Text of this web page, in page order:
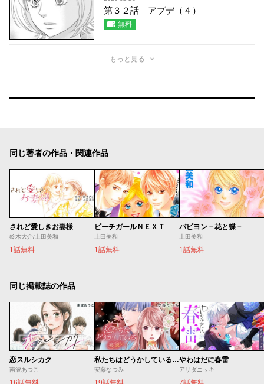
第３２話 アプデ（４）
無料
もっと見る
同じ著者の作品・関連作品
されど愛しきお妻様
鈴木大介/上田美和
1話無料
ピーチガールＮＥＸＴ
上田美和
1話無料
パピヨン－花と蝶－
上田美和
1話無料
同じ掲載誌の作品
恋スルシカク
南波あつこ
私たちはどうかしている 妻恋い
安藤なつみ
やわはだに春雷
アサダニッキ